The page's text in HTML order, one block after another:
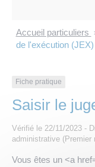
Eau et
Travaux
Numérique
Annuaire de
Les offres
Nos
Accueil particuliers
de l'exécution (JEX)
Fiche pratique
Saisir le
Vérifié le 22/11/2023 -
administrative
Vous êtes un <a